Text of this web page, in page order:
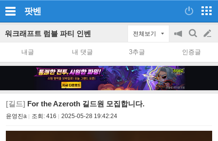
팟벤
워크래프트 럼블 파티 인벤 전체보기
공
on/off
검
색
글
쓰
내글 내 댓글 3추글 인증글
[길드] For the Azeroth 길드원 모집합니다.
윤영진a 조회: 416 2025-05-28 19:42:24